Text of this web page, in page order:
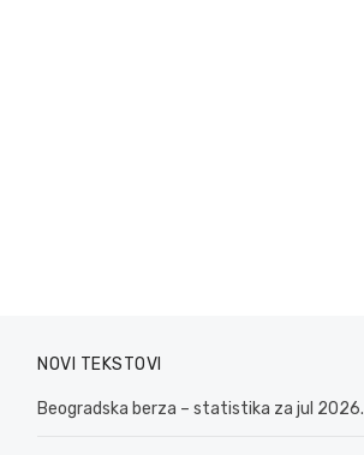
NOVI TEKSTOVI
Beogradska berza – statistika za jul 2026.